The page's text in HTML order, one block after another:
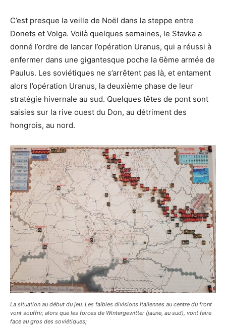
C’est presque la veille de Noël dans la steppe entre
Donets et Volga. Voilà quelques semaines, le Stavka a
donné l’ordre de lancer l’opération Uranus, qui a réussi à
enfermer dans une gigantesque poche la 6ème armée de
Paulus. Les soviétiques ne s’arrêtent pas là, et entament
alors l’opération Uranus, la deuxième phase de leur
stratégie hivernale au sud. Quelques têtes de pont sont
saisies sur la rive ouest du Don, au détriment des
hongrois, au nord.
La situation au début du jeu. Les faibles divisions italiennes au centre du front
vont souffrir, alors que les forces de Wintergewitter (jaune, au sud), vont faire
face au gros des soviétiques;